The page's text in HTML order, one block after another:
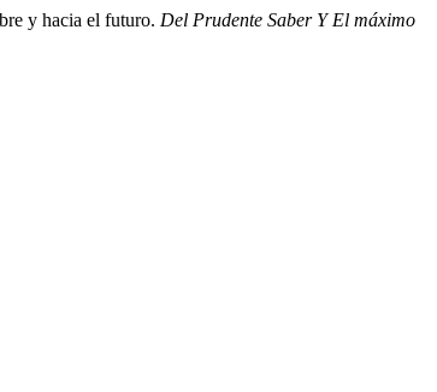
y hacia el futuro. Del Prudente Saber Y El máximo